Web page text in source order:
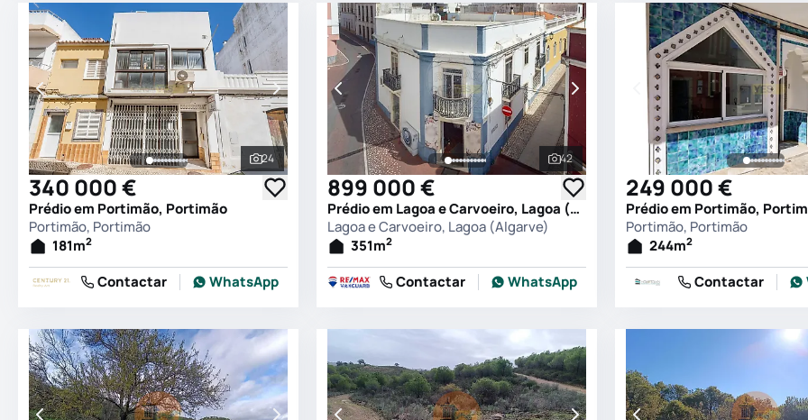
Ver todas as fotografias
24
340 000 €
Prédio em Portimão, Portimão
Portimão, Portimão
181m2
Contactar WhatsApp
Ver todas as fotografias
42
899 000 €
Prédio em Lagoa e Carvoeiro, Lagoa (Algarve)
Lagoa e Carvoeiro, Lagoa (Algarve)
351m2
Contactar WhatsApp
249 000 €
Prédio em Portimão,
Portimão, Portimão
244m2
Contactar